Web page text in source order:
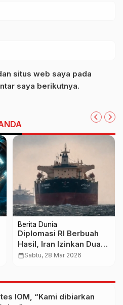
situs web saya pada
saya berikutnya.
Berita Dunia
Diplomasi RI Berbuah
Hasil, Iran Izinkan Dua
Kapal Pertamina
calendar_monthSabtu, 28 Mar 2026
IOM, “Kami dibiarkan